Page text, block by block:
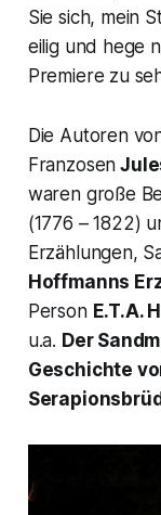
Sie sich, mein
eilig und hege
Premiere zu
Die Autoren
Franzosen
waren große
(1776 – 1822)
Erzählungen,
Hoffmanns
Person E.T.A.
u.a. Der
Geschichte